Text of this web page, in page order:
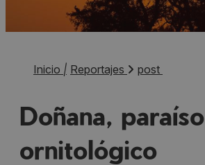
Inicio | Reportajes post
Doñana, paraíso
ornitológico